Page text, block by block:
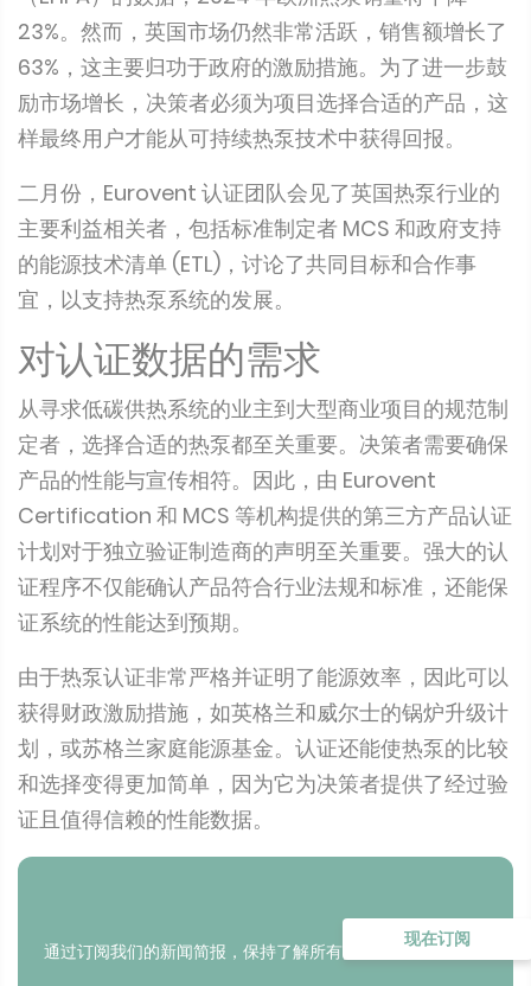
23%。然而，英国市场仍然非常活跃，销售额增长了
63%，这主要归功于政府的激励措施。为了进一步鼓
励市场增长，决策者必须为项目选择合适的产品，这
样最终用户才能从可持续热泵技术中获得回报。
二月份，Eurovent 认证团队会见了英国热泵行业的
主要利益相关者，包括标准制定者 MCS 和政府支持
的能源技术清单 (ETL)，讨论了共同目标和合作事
宜，以支持热泵系统的发展。
对认证数据的需求
从寻求低碳供热系统的业主到大型商业项目的规范制
定者，选择合适的热泵都至关重要。决策者需要确保
产品的性能与宣传相符。因此，由 Eurovent
Certification 和 MCS 等机构提供的第三方产品认证
计划对于独立验证制造商的声明至关重要。强大的认
证程序不仅能确认产品符合行业法规和标准，还能保
证系统的性能达到预期。
由于热泵认证非常严格并证明了能源效率，因此可以
获得财政激励措施，如英格兰和威尔士的锅炉升级计
划，或苏格兰家庭能源基金。认证还能使热泵的比较
和选择变得更加简单，因为它为决策者提供了经过验
证且值得信赖的性能数据。
通过订阅我们的新闻简报，保持了解所有更新
现在订阅